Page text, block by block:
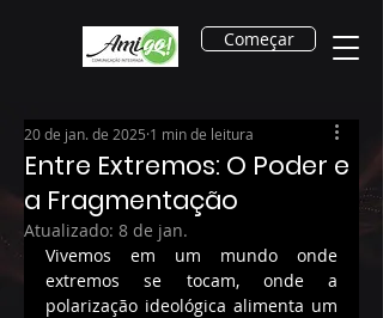
Começar
Entre Extremos: O Poder e
a Fragmentação
20 de jan. de 2025 1 min de leitura
Atualizado: 8 de jan.
Vivemos em um mundo onde
extremos se tocam, onde a
polarização ideológica alimenta um